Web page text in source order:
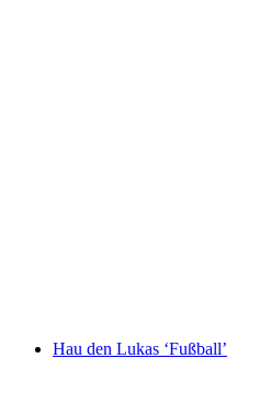
Hau den Lukas ‘Fußball’